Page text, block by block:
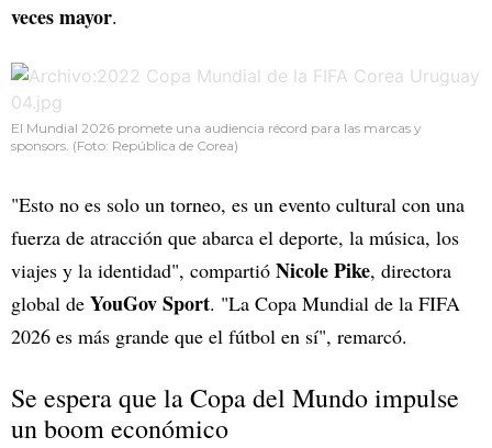
veces mayor.
El Mundial 2026 promete una audiencia récord para las marcas y
sponsors. (Foto: República de Corea)
"Esto no es solo un torneo, es un evento cultural con una
fuerza de atracción que abarca el deporte, la música, los
viajes y la identidad", compartió Nicole Pike, directora
global de YouGov Sport. "La Copa Mundial de la FIFA
2026 es más grande que el fútbol en sí", remarcó.
Se espera que la Copa del Mundo impulse
un boom económico